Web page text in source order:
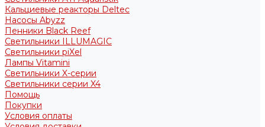
Кальциевые реакторы Deltec
Насосы Abyzz
Пенники Black Reef
Светильники ILLUMAGIC
Светильники piXel
Лампы Vitamini
Светильники X-серии
Светильники серии X4
Помощь
Покупки
Условия оплаты